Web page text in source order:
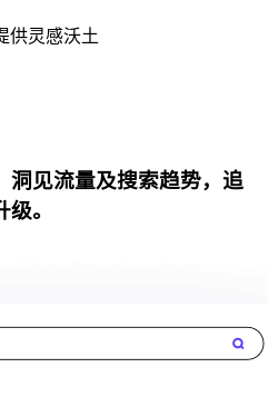
供灵感沃土
洞见流量及搜索趋势，追
。